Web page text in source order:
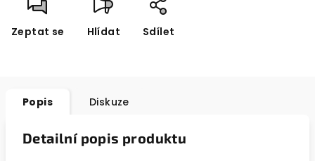
Zeptat se Hlídat Sdílet
Popis Diskuze
Detailní popis produktu